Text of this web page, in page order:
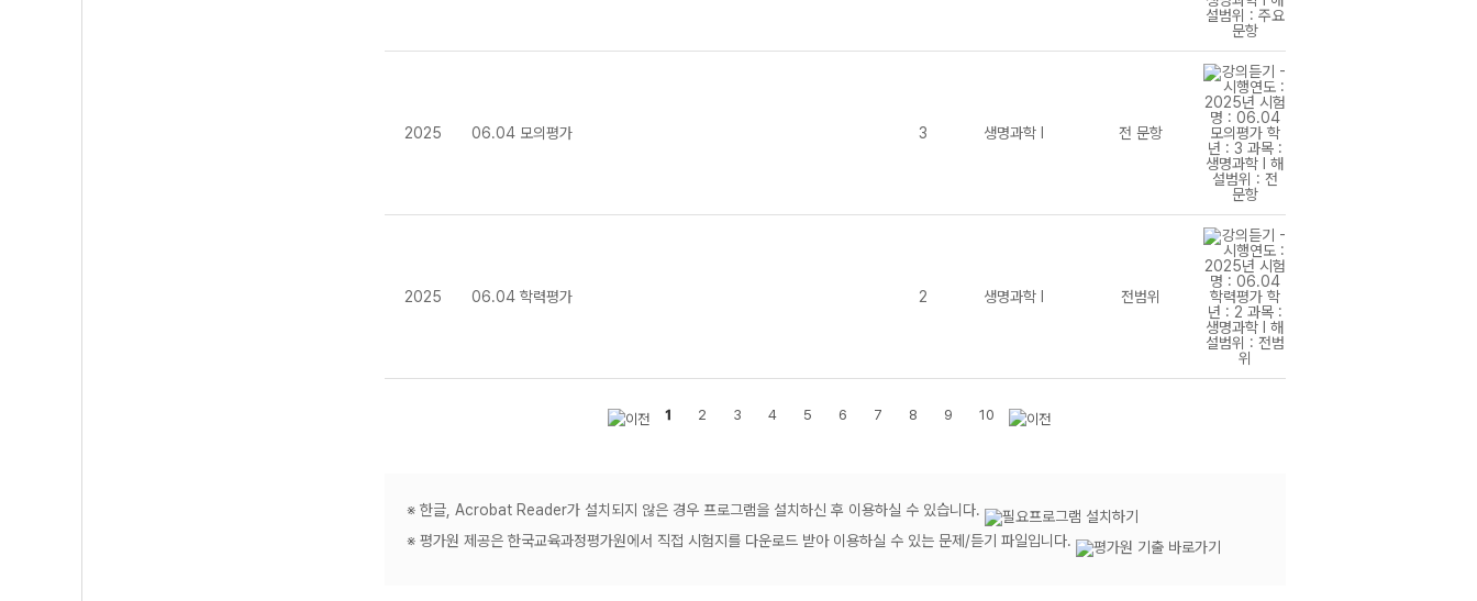
2025 06.04 모의평가 3 생명과학 I 전 문항
2025 06.04 학력평가 2 생명과학 I 전범위
1 2 3 4 5 6 7 8 9 10
※ 한글, Acrobat Reader가 설치되지 않은 경우 프로그램을 설치하신 후 이용하실 수 있습니다.
※ 평가원 제공은 한국교육과정평가원에서 직접 시험지를 다운로드 받아 이용하실 수 있는 문제/듣기 파일입니다.